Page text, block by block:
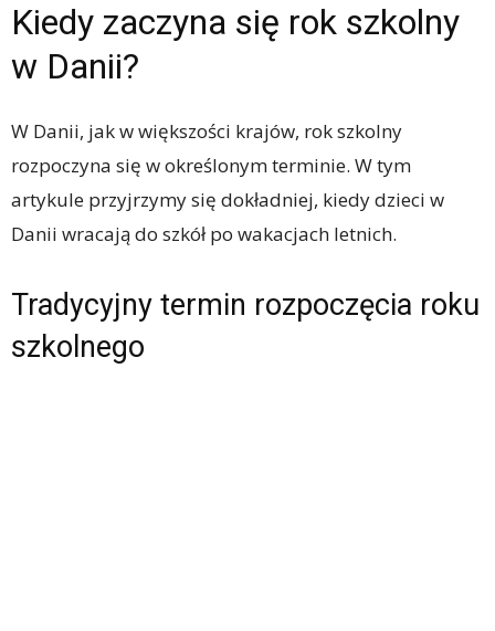
Kiedy zaczyna się rok szkolny
w Danii?
W Danii, jak w większości krajów, rok szkolny
rozpoczyna się w określonym terminie. W tym
artykule przyjrzymy się dokładniej, kiedy dzieci w
Danii wracają do szkół po wakacjach letnich.
Tradycyjny termin rozpoczęcia roku
szkolnego